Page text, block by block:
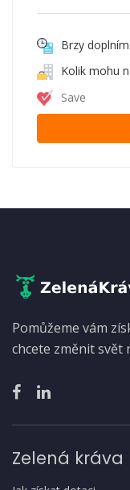
Brzy
Kolik mohu
Save
Pomůžeme vám
chcete změnit svět
Zelená kráva